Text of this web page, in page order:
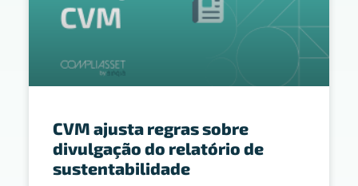
CVM ajusta regras sobre
divulgação do relatório de
sustentabilidade